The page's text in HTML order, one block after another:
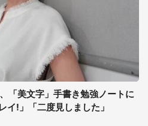
「美文字」手書き勉強ノートに
イ!」「二度見しました」